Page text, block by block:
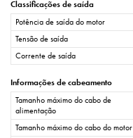
Classificações de saída
Potência de saída do motor
Tensão de saída
Corrente de saída
Informações de cabeamento
Tamanho máximo do cabo de
alimentação
Tamanho máximo do cabo do motor